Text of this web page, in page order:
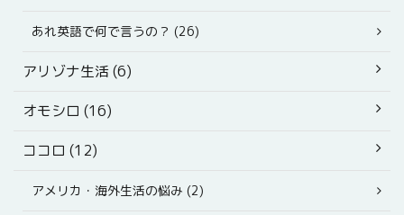
あれ英語で何で言うの？ (26)
アリゾナ生活 (6)
オモシロ (16)
ココロ (12)
アメリカ・海外生活の悩み (2)